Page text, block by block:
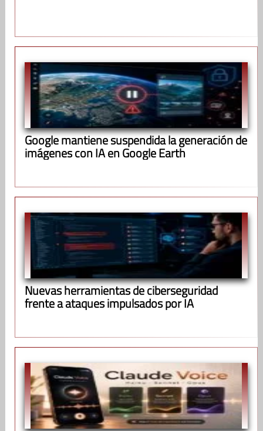
Google mantiene suspendida la generación de
imágenes con IA en Google Earth
Nuevas herramientas de ciberseguridad
frente a ataques impulsados por IA